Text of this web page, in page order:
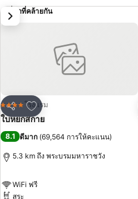
ที่พักที่คล้ายกัน
แชร์
เพิ่มในรายการโปรด
4 ดาว โรงแรม
ใบหยกสกาย
8.1 ดีมาก (69,564 การให้คะแนน)
5.3 km ถึง พระบรมมหาราชวัง
WiFi ฟรี
สระ
ถัดไป